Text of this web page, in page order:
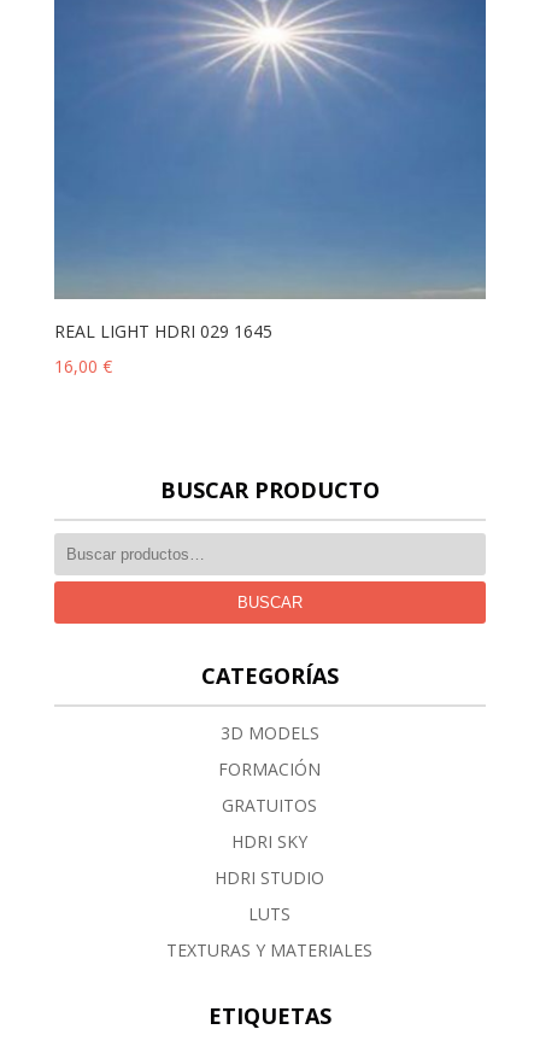
REAL LIGHT HDRI 029 1645
16,00 €
BUSCAR PRODUCTO
BUSCAR
CATEGORÍAS
3D MODELS
FORMACIÓN
GRATUITOS
HDRI SKY
HDRI STUDIO
LUTS
TEXTURAS Y MATERIALES
ETIQUETAS